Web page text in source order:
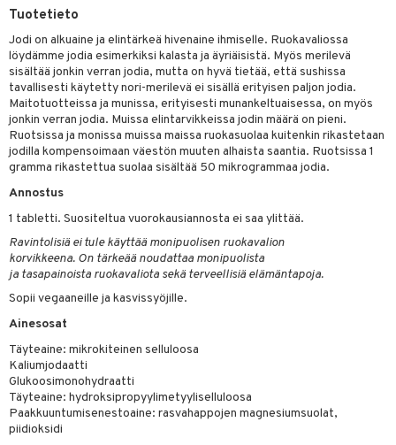
Tuotetieto
Jodi on alkuaine ja elintärkeä hivenaine ihmiselle. Ruokavaliossa
löydämme jodia esimerkiksi kalasta ja äyriäisistä. Myös merilevä
sisältää jonkin verran jodia, mutta on hyvä tietää, että sushissa
tavallisesti käytetty nori-merilevä ei sisällä erityisen paljon jodia.
Maitotuotteissa ja munissa, erityisesti munankeltuaisessa, on myös
jonkin verran jodia. Muissa elintarvikkeissa jodin määrä on pieni.
Ruotsissa ja monissa muissa maissa ruokasuolaa kuitenkin rikastetaan
jodilla kompensoimaan väestön muuten alhaista saantia. Ruotsissa 1
gramma rikastettua suolaa sisältää 50 mikrogrammaa jodia.
Annostus
1 tabletti. Suositeltua vuorokausiannosta ei saa ylittää.
Ravintolisiä ei tule käyttää monipuolisen ruokavalion
korvikkeena. On tärkeää noudattaa monipuolista
ja tasapainoista ruokavaliota sekä terveellisiä elämäntapoja.
Sopii vegaaneille ja kasvissyöjille.
Ainesosat
Täyteaine: mikrokiteinen selluloosa
Kaliumjodaatti
Glukoosimonohydraatti
Täyteaine: hydroksipropyylimetyyliselluloosa
Paakkuuntumisenestoaine: rasvahappojen magnesiumsuolat,
piidioksidi
kuorinta
& imetys
& PMS
lihakset
käytettävät
intoleranssi
rasvahapot
vahvistavat
säätelevät
helpottava
K
energiaa